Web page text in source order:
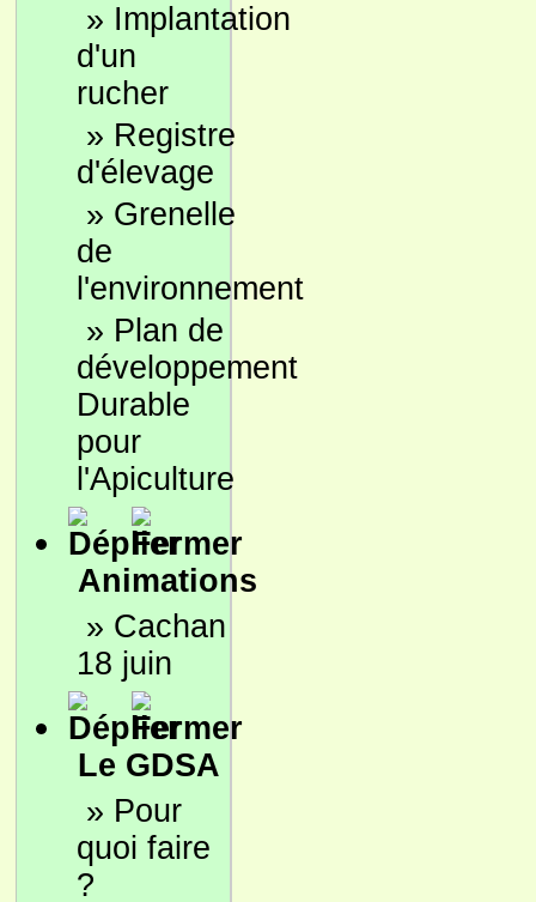
» Implantation
d'un
rucher
» Registre
d'élevage
» Grenelle
de
l'environnement
» Plan de
développement
Durable
pour
l'Apiculture
Animations
» Cachan
18 juin
Le GDSA
» Pour
quoi faire
?